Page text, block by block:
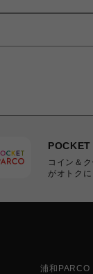
POCKET
コイン＆
がオトクに
浦和PARCO